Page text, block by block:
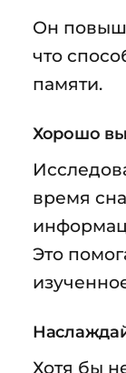
Он
что
памяти.
Хорошо
время
Это
Хотя бы